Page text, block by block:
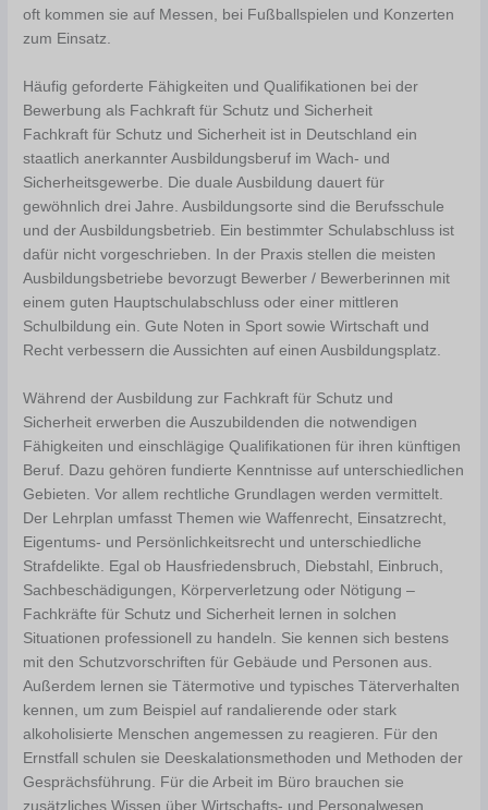
oft kommen sie auf Messen, bei Fußballspielen und Konzerten
zum Einsatz.
Häufig geforderte Fähigkeiten und Qualifikationen bei der
Bewerbung als Fachkraft für Schutz und Sicherheit
Fachkraft für Schutz und Sicherheit ist in Deutschland ein
staatlich anerkannter Ausbildungsberuf im Wach- und
Sicherheitsgewerbe. Die duale Ausbildung dauert für
gewöhnlich drei Jahre. Ausbildungsorte sind die Berufsschule
und der Ausbildungsbetrieb. Ein bestimmter Schulabschluss ist
dafür nicht vorgeschrieben. In der Praxis stellen die meisten
Ausbildungsbetriebe bevorzugt Bewerber / Bewerberinnen mit
einem guten Hauptschulabschluss oder einer mittleren
Schulbildung ein. Gute Noten in Sport sowie Wirtschaft und
Recht verbessern die Aussichten auf einen Ausbildungsplatz.
Während der Ausbildung zur Fachkraft für Schutz und
Sicherheit erwerben die Auszubildenden die notwendigen
Fähigkeiten und einschlägige Qualifikationen für ihren künftigen
Beruf. Dazu gehören fundierte Kenntnisse auf unterschiedlichen
Gebieten. Vor allem rechtliche Grundlagen werden vermittelt.
Der Lehrplan umfasst Themen wie Waffenrecht, Einsatzrecht,
Eigentums- und Persönlichkeitsrecht und unterschiedliche
Strafdelikte. Egal ob Hausfriedensbruch, Diebstahl, Einbruch,
Sachbeschädigungen, Körperverletzung oder Nötigung –
Fachkräfte für Schutz und Sicherheit lernen in solchen
Situationen professionell zu handeln. Sie kennen sich bestens
mit den Schutzvorschriften für Gebäude und Personen aus.
Außerdem lernen sie Tätermotive und typisches Täterverhalten
kennen, um zum Beispiel auf randalierende oder stark
alkoholisierte Menschen angemessen zu reagieren. Für den
Ernstfall schulen sie Deeskalationsmethoden und Methoden der
Gesprächsführung. Für die Arbeit im Büro brauchen sie
zusätzliches Wissen über Wirtschafts- und Personalwesen.